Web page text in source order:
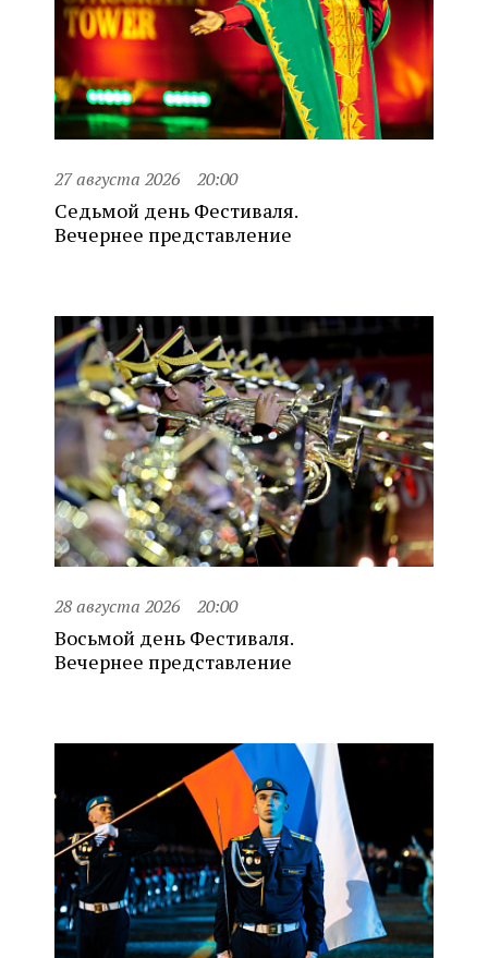
27 августа 2026 20:00
Седьмой день Фестиваля.
Вечернее представление
28 августа 2026 20:00
Восьмой день Фестиваля.
Вечернее представление